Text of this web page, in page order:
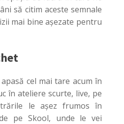
să citim aceste semnale
mai bine așezate pentru
cel mai tare acum în
în ateliere scurte, live, pe
le așez frumos în
pe Skool, unde le vei